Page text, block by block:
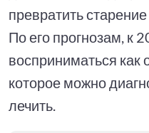
превратить
По его прогнозам, к
восприниматься как
которое можно
лечить.